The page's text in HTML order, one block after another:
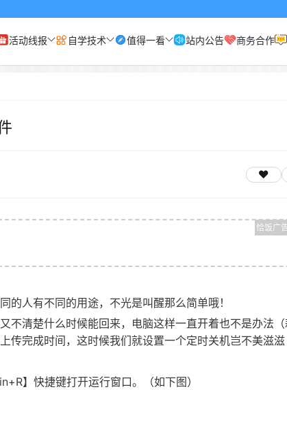
活动线报 自学技术 值得一看 站内公告 商务合作
的人有不同的用途，不光是叫醒那么简单哦！
不清楚什么时候能回来，电脑这样一直开着也不是办法
传完成时间，这时候我们就设置一个定时关机岂不美滋
】快捷键打开运行窗口。（如下图）